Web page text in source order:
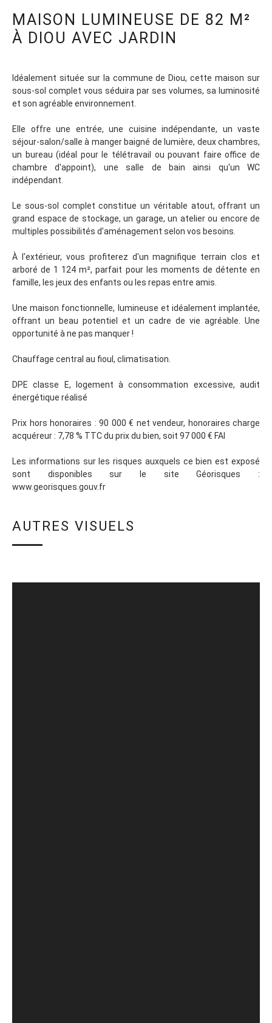
MAISON LUMINEUSE DE 82 M²
À DIOU AVEC JARDIN
Idéalement située sur la commune de Diou, cette maison sur
sous-sol complet vous séduira par ses volumes, sa luminosité
et son agréable environnement.
Elle offre une entrée, une cuisine indépendante, un vaste
séjour-salon/salle à manger baigné de lumière, deux chambres,
un bureau (idéal pour le télétravail ou pouvant faire office de
chambre d'appoint), une salle de bain ainsi qu'un WC
indépendant.
Le sous-sol complet constitue un véritable atout, offrant un
grand espace de stockage, un garage, un atelier ou encore de
multiples possibilités d'aménagement selon vos besoins.
À l'extérieur, vous profiterez d'un magnifique terrain clos et
arboré de 1 124 m², parfait pour les moments de détente en
famille, les jeux des enfants ou les repas entre amis.
Une maison fonctionnelle, lumineuse et idéalement implantée,
offrant un beau potentiel et un cadre de vie agréable. Une
opportunité à ne pas manquer !
Chauffage central au fioul, climatisation.
DPE classe E, logement à consommation excessive, audit
énergétique réalisé
Prix hors honoraires : 90 000 € net vendeur, honoraires charge
acquéreur : 7,78 % TTC du prix du bien, soit 97 000 € FAI
Les informations sur les risques auxquels ce bien est exposé
sont disponibles sur le site Géorisques :
www.georisques.gouv.fr
AUTRES VISUELS